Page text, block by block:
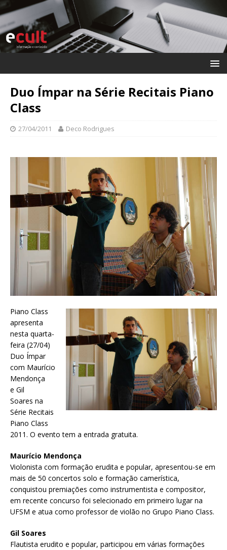
Duo Ímpar na Série Recitais Piano
Class
27/04/2011 Deco Rodrigues
Piano Class
apresenta
nesta quarta-
feira (27/04)
Duo Ímpar
com Maurício
Mendonça
e Gil
Soares na
Série Recitais
Piano Class
2011. O evento tem a entrada gratuita.
Maurício Mendonça
Violonista com formação erudita e popular, apresentou-se em
mais de 50 concertos solo e formação camerística,
conquistou premiações como instrumentista e compositor,
em recente concurso foi selecionado em primeiro lugar na
UFSM e atua como professor de violão no Grupo Piano Class.
Gil Soares
Flautista erudito e popular, participou em várias formações